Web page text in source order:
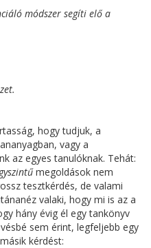
módszer segíti elő a
hogy tudjuk, a
vagy a
az egyes tanulóknak. Tehát:
megoldások nem
tesztkérdés, de valami
valaki, hogy mi is az a
hány évig él egy tankönyv
sem érint, legfeljebb egy
kérdést: